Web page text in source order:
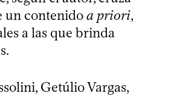
un contenidoa priori,
a las que brinda
Getúlio Vargas,